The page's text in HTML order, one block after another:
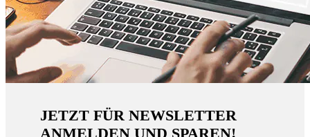
JETZT FÜR NEWSLETTER
ANMELDEN UND SPAREN!